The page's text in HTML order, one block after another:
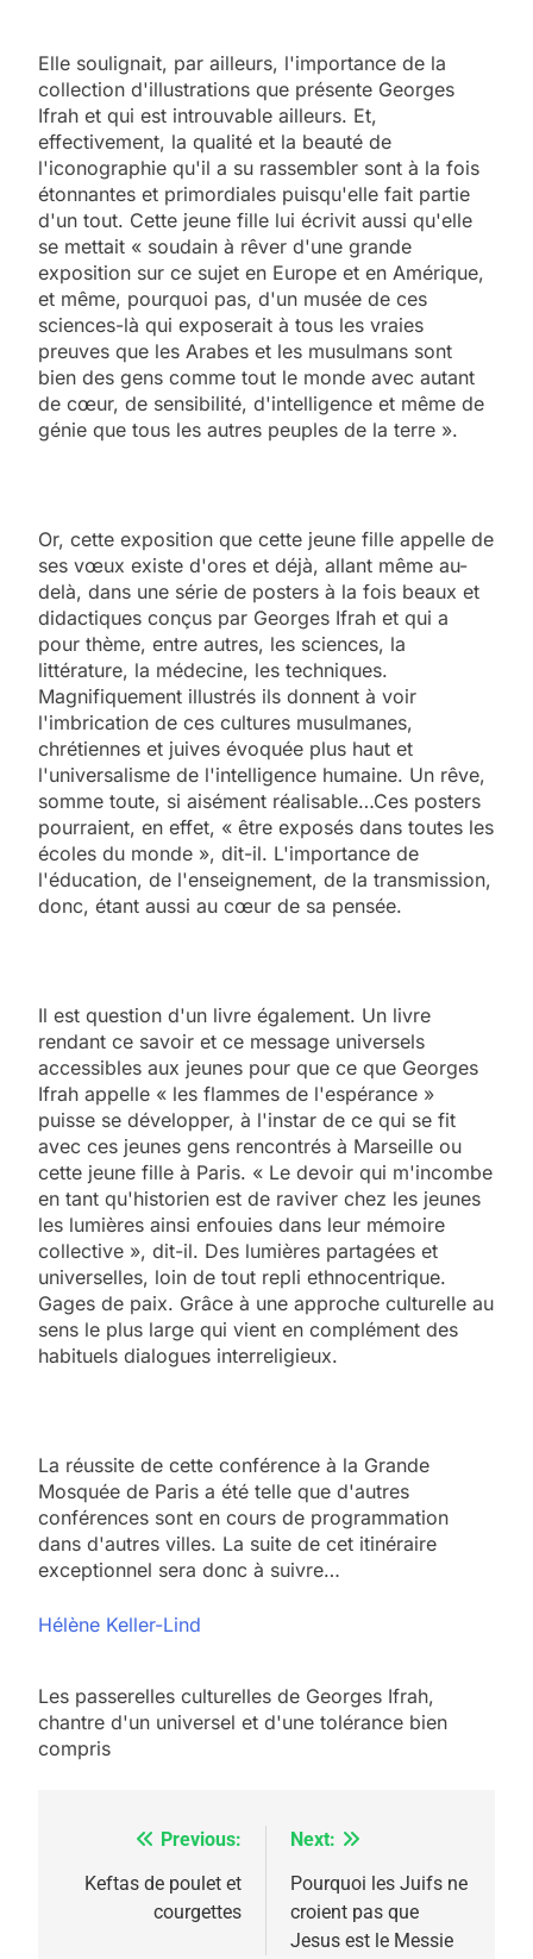
Elle soulignait, par ailleurs, l'importance de la
collection d'illustrations que présente Georges
Ifrah et qui est introuvable ailleurs. Et,
effectivement, la qualité et la beauté de
l'iconographie qu'il a su rassembler sont à la fois
étonnantes et primordiales puisqu'elle fait partie
d'un tout. Cette jeune fille lui écrivit aussi qu'elle
se mettait « soudain à rêver d'une grande
exposition sur ce sujet en Europe et en Amérique,
et même, pourquoi pas, d'un musée de ces
sciences-là qui exposerait à tous les vraies
preuves que les Arabes et les musulmans sont
bien des gens comme tout le monde avec autant
de cœur, de sensibilité, d'intelligence et même de
génie que tous les autres peuples de la terre ».
Or, cette exposition que cette jeune fille appelle de
ses vœux existe d'ores et déjà, allant même au-
delà, dans une série de posters à la fois beaux et
didactiques conçus par Georges Ifrah et qui a
pour thème, entre autres, les sciences, la
littérature, la médecine, les techniques.
Magnifiquement illustrés ils donnent à voir
l'imbrication de ces cultures musulmanes,
chrétiennes et juives évoquée plus haut et
l'universalisme de l'intelligence humaine. Un rêve,
somme toute, si aisément réalisable…Ces posters
pourraient, en effet, « être exposés dans toutes les
écoles du monde », dit-il. L'importance de
l'éducation, de l'enseignement, de la transmission,
donc, étant aussi au cœur de sa pensée.
Il est question d'un livre également. Un livre
rendant ce savoir et ce message universels
accessibles aux jeunes pour que ce que Georges
Ifrah appelle « les flammes de l'espérance »
puisse se développer, à l'instar de ce qui se fit
avec ces jeunes gens rencontrés à Marseille ou
cette jeune fille à Paris. « Le devoir qui m'incombe
en tant qu'historien est de raviver chez les jeunes
les lumières ainsi enfouies dans leur mémoire
collective », dit-il. Des lumières partagées et
universelles, loin de tout repli ethnocentrique.
Gages de paix. Grâce à une approche culturelle au
sens le plus large qui vient en complément des
habituels dialogues interreligieux.
La réussite de cette conférence à la Grande
Mosquée de Paris a été telle que d'autres
conférences sont en cours de programmation
dans d'autres villes. La suite de cet itinéraire
exceptionnel sera donc à suivre…
Hélène Keller-Lind
Les passerelles culturelles de Georges Ifrah,
chantre d'un universel et d'une tolérance bien
compris
Navigation
de
Previous:
Keftas de poulet et
courgettes
Next:
Pourquoi les Juifs ne
croient pas que
Jesus est le Messie